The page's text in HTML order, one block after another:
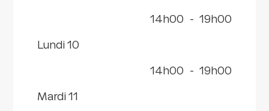
14h00 - 19h00
lundi 10
14h00 - 19h00
mardi 11